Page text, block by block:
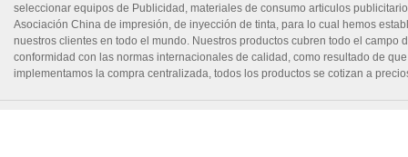
seleccionar equipos de Publicidad, materiales de consumo articulos
Asociación China de impresión, de inyección de tinta, para lo cual hemos
nuestros clientes en todo el mundo. Nuestros productos cubren todo el
conformidad con las normas internacionales de calidad, como resultado de
implementamos la compra centralizada, todos los productos se cotizan a